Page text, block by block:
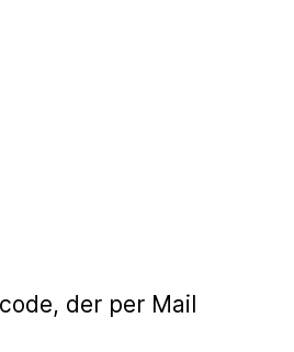
der per Mail